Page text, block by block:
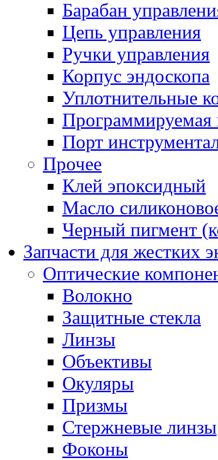
Барабан
Цепь управления
Ручки управления
Корпус эндоскопа
Уплотнительные
Программируемая
Порт
Прочее
Клей эпоксидный
Масло
Черный пигмент
Запчасти для жестких
Оптические
Волокно
Защитные стекла
Линзы
Объективы
Окуляры
Призмы
Стержневые линзы
Фоконы